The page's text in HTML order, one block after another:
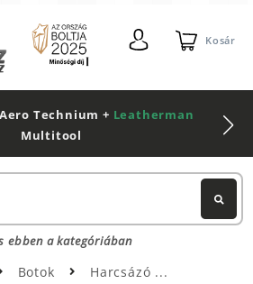
Kosár
Technium + Leatherman
Multitool
ebben a kategóriában
Botok
Harcsázó